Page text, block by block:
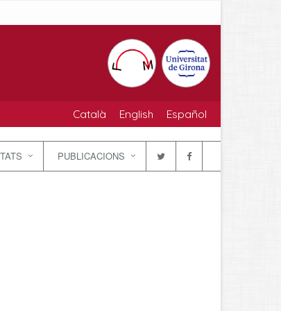
Català English Español
PUBLICACIONS